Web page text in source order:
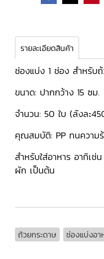
รายละเอียดสินค้า
ช่องแบ่ง 1 ช่อง สำหรับ
ขนาด: ปากกว้าง 15 ซม.
จำนวน: 50 ใบ (ลังละ
คุณสมบัติ: PP ทนความ
สำหรับใส่อาหาร อาทิเ
ผัก เป็นต้น
ถ้วยกระดาษ ช่องแบ่งอา